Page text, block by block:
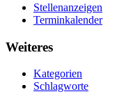
Stellenanzeigen
Terminkalender
Weiteres
Kategorien
Schlagworte